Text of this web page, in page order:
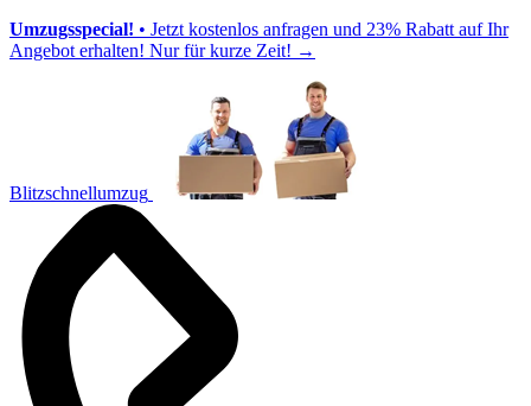
Umzugsspecial! • Jetzt kostenlos anfragen und 23% Rabatt auf Ihr
Angebot erhalten! Nur für kurze Zeit! →
Blitzschnellumzug